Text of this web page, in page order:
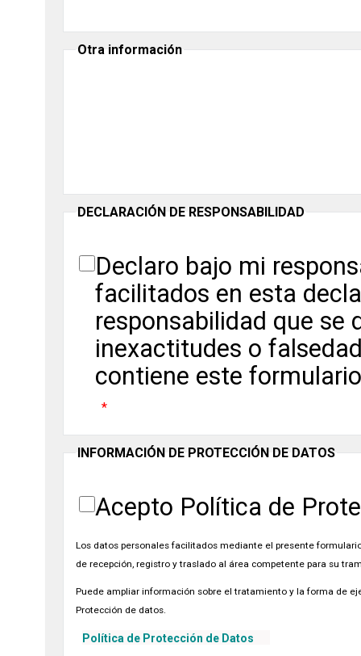
Otra información
DECLARACIÓN DE RESPONSABILIDAD
Declaro bajo mi
facilitados en esta
responsabilidad que se
inexactitudes o
contiene este
INFORMACIÓN DE PROTECCIÓN DE DATOS
Acepto Política de
Los datos personales facilitados mediante el presente
de recepción, registro y traslado al área competente para su
Puede ampliar información sobre el tratamiento y la forma de
Protección de datos.
Política de Protección de Datos